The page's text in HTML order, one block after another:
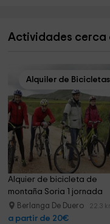
Actividades cerca
Alquiler de Bicicletas
Alquier de bicicleta de
montaña Soria 1 jornada
Berlanga De Duero 22.3
a partir de 20€